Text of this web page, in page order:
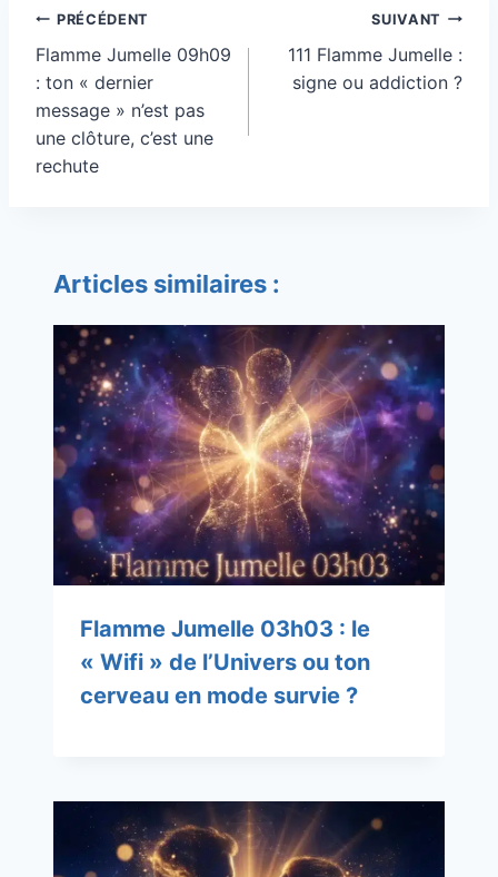
Navigation
de
l’article
PRÉCÉDENT
Flamme Jumelle 09h09
: ton « dernier
message » n’est pas
une clôture, c’est une
rechute
SUIVANT
111 Flamme Jumelle :
signe ou addiction ?
Articles similaires :
Flamme Jumelle 03h03 : le
« Wifi » de l’Univers ou ton
cerveau en mode survie ?